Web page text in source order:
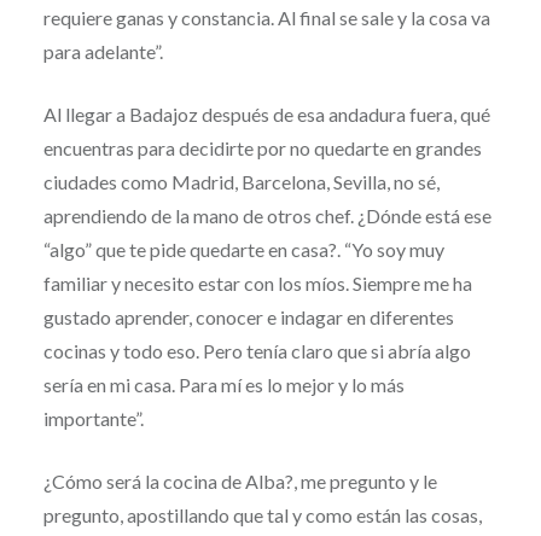
requiere ganas y constancia. Al final se sale y la cosa va
para adelante”.
Al llegar a Badajoz después de esa andadura fuera, qué
encuentras para decidirte por no quedarte en grandes
ciudades como Madrid, Barcelona, Sevilla, no sé,
aprendiendo de la mano de otros chef. ¿Dónde está ese
“algo” que te pide quedarte en casa?. “Yo soy muy
familiar y necesito estar con los míos. Siempre me ha
gustado aprender, conocer e indagar en diferentes
cocinas y todo eso. Pero tenía claro que si abría algo
sería en mi casa. Para mí es lo mejor y lo más
importante”.
¿Cómo será la cocina de Alba?, me pregunto y le
pregunto, apostillando que tal y como están las cosas,